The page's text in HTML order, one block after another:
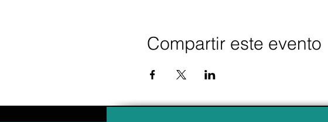
Compartir este evento